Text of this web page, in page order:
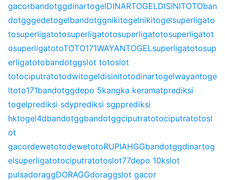
gacorbandotggdinartogelDINARTOGELDISINITOTOban
dotgggedetogelbandotggnikitogelnikitogelsuperligato
tosuperligatotosuperligatotosuperligatotosuperligatot
osuperligatotoTOTO171WAYANTOGELsuperligatotosup
erligatotobandotggslot totoslot
totociputratotodwitogeldisinitotodinartogelwayantoge
ltoto171bandotggdepo 5kangka keramatprediksi
togelprediksi sdyprediksi sgpprediksi
hktogel4dbandotggbandotggciputratotociputratotosl
ot
gacordewetotodewetotoRUPIAHGGbandotggdinartog
elsuperligatotociputratotoslot77depo 10kslot
pulsadoraggDORAGGdoraggslot gacor